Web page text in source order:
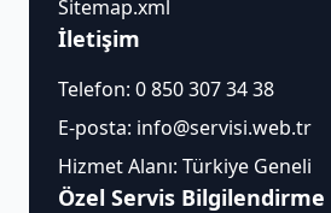
Sitemap.xml
İletişim
Telefon: 0 850 307 34 38
E-posta: info@servisi.web.tr
Hizmet Alanı: Türkiye Geneli
Özel Servis Bilgilendirme